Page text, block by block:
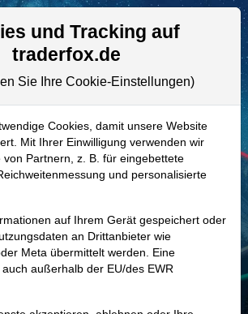
Aktien- und Artikelsuche
–Elevance Health
85,60 Mrd. USD
und Tracking auf
traderfox.de
Sie Ihre Cookie-Einstellungen)
Cookies, damit unsere Website
Mit Ihrer Einwilligung verwenden wir
Partnern, z. B. für eingebettete
und personalisierte
auf Ihrem Gerät gespeichert oder
an Drittanbieter wie
Meta übermittelt werden. Eine
außerhalb der EU/des EWR